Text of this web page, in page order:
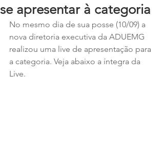
se apresentar à categoria
No mesmo dia de sua posse (10/09) a
nova diretoria executiva da ADUEMG
realizou uma live de apresentação para
a categoria. Veja abaixo a íntegra da
Live.